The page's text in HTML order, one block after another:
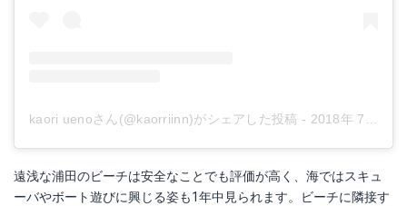
kaori uenoさん(@kaorriinn)がシェアした投稿 - 2018年 7月月17日午前5時22分PDT
遠浅な浦田のビーチは安全なことでも評価が高く、海ではスキュ
ーバやボート遊びに興じる姿も1年中見られます。ビーチに隣接す